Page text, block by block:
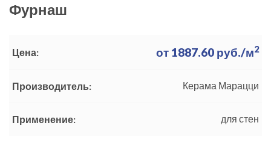
Фурнаш
Цена: от 1887.60 руб./м2
Производитель: Керама Марацци
Применение: для стен